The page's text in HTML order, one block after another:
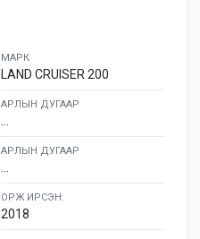
МАРК
LAND CRUISER 200
АРЛЫН ДУГААР
АРЛЫН ДУГААР
ОРЖ ИРСЭН:
2018